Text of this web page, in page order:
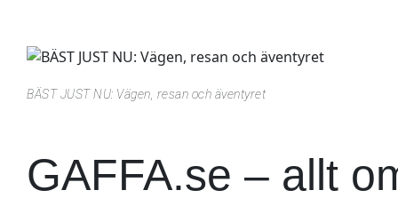
BÄST JUST NU: Vägen, resan och äventyret
GAFFA.se – allt